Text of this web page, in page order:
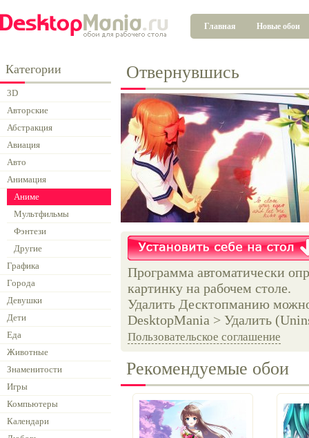
Главная Новые обои
Категории
3D
Авторские
Абстракция
Авиация
Авто
Анимация
Аниме
Мультфильмы
Фэнтези
Другие
Графика
Города
Девушки
Дети
Еда
Животные
Знаменитости
Игры
Компьютеры
Календари
Отвернувшись
Программа автоматически
картинку на рабочем столе.
Удалить Десктопманию
DesktopMania > Удалить
Пользовательское соглашение
Рекомендуемые обои